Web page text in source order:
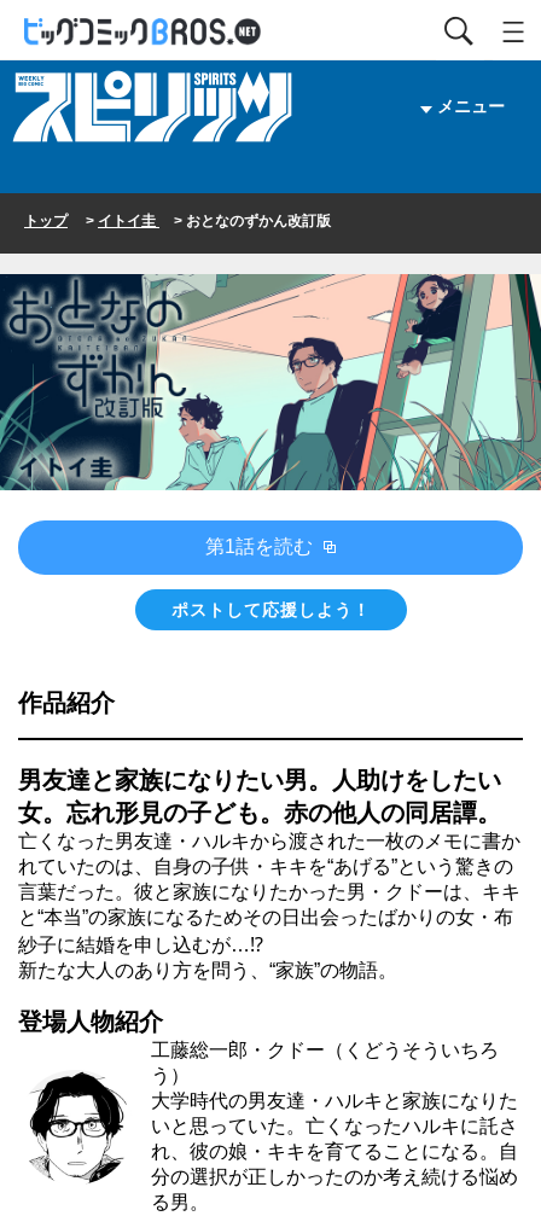
メニュー
トップ> イトイ圭 > おとなのずかん改訂版
第1話を読む
ポストして応援しよう！
作品紹介
男友達と家族になりたい男。人助けをしたい
女。忘れ形見の子ども。赤の他人の同居譚。
亡くなった男友達・ハルキから渡された一枚のメモに書か
れていたのは、自身の子供・キキを“あげる”という驚きの
言葉だった。彼と家族になりたかった男・クドーは、キキ
と“本当”の家族になるためその日出会ったばかりの女・布
紗子に結婚を申し込むが…⁉︎
新たな大人のあり方を問う、“家族”の物語。
登場人物紹介
工藤総一郎・クドー（くどうそういちろ
う）
大学時代の男友達・ハルキと家族になりた
いと思っていた。亡くなったハルキに託さ
れ、彼の娘・キキを育てることになる。自
分の選択が正しかったのか考え続ける悩め
る男。